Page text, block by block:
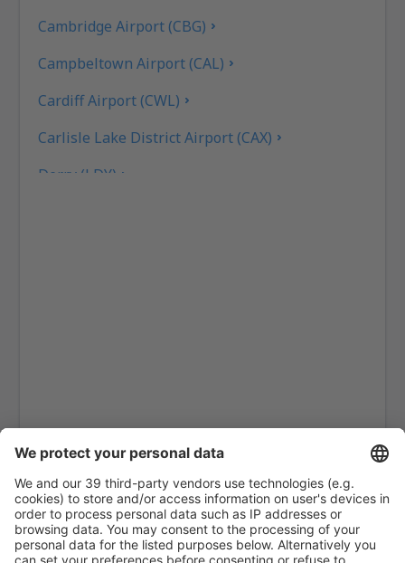
Cambridge Airport (CBG)
Campbeltown Airport (CAL)
Cardiff Airport (CWL)
Carlisle Lake District Airport (CAX)
Derry (LDY)
Londres
Glasgow
Gloucestershire Airport (GLO)